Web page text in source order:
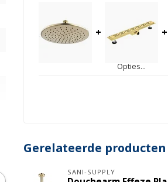
+
Opties...
+
Gerelateerde producten
SANI-SUPPLY